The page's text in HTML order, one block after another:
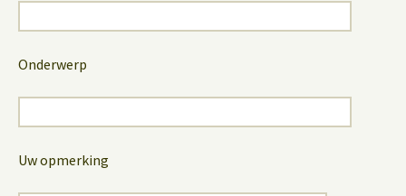
Onderwerp
Uw opmerking